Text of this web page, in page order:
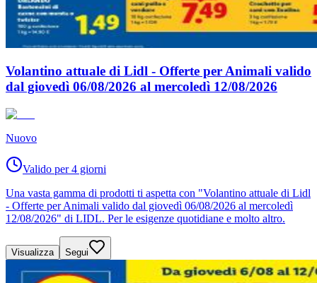
Volantino attuale di Lidl - Offerte per Animali valido
dal giovedì 06/08/2026 al mercoledì 12/08/2026
Nuovo
Valido per 4 giorni
Una vasta gamma di prodotti ti aspetta con "Volantino attuale di Lidl
- Offerte per Animali valido dal giovedì 06/08/2026 al mercoledì
12/08/2026" di LIDL. Per le esigenze quotidiane e molto altro.
Visualizza Segui